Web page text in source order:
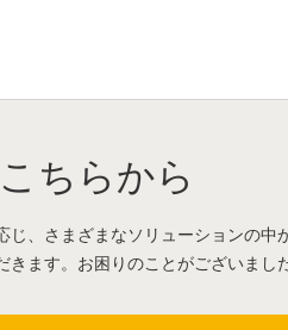
ちらから
じ、さまざまなソリューションの中
きます。お困りのことがございまし